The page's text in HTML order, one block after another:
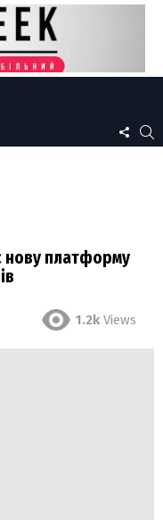
US
нову платформу
1.2k Views